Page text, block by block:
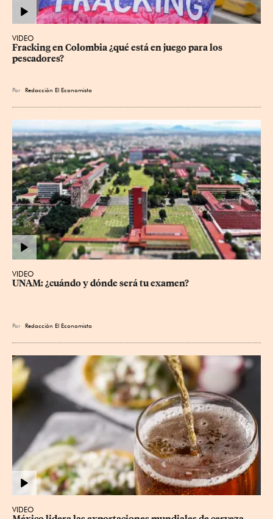
VIDEO
Fracking en Colombia ¿qué está en juego para los
pescadores?
Por Redacción El Economista
VIDEO
UNAM: ¿cuándo y dónde será tu examen?
Por Redacción El Economista
VIDEO